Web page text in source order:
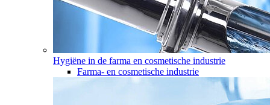
Hygiëne in de farma en cosmetische industrie
Farma- en cosmetische industrie